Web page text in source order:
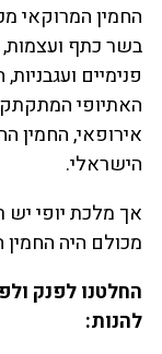
החמין המרוקאי
בשר כתף ועצמות,
פנימיים
האתיופי
אירופאי, החמין
הישראלי.
אך מלכת יופי יש
מכולם היה החמין
החלטנו לפנק
להנות: